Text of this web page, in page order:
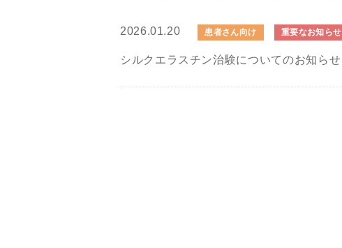
2026.01.20 患者さん向け 重要なお知らせ
シルクエラスチン治験についてのお知らせ